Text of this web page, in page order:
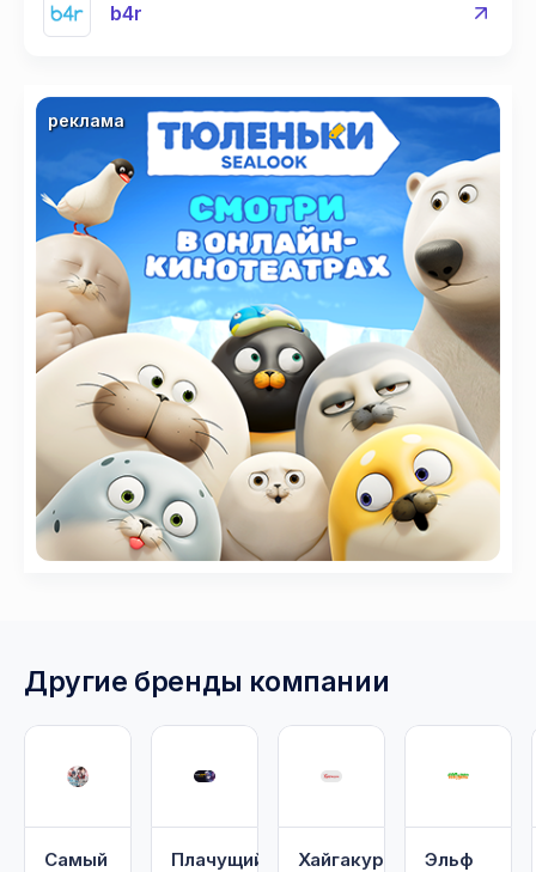
b4r
реклама
Другие бренды компании
Самый
Плачущий
Хайгакура
Эльф